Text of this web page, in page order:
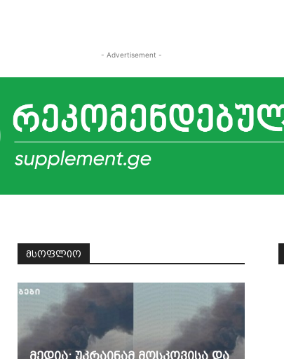
- Advertisement -
ᲛᲡᲝᲤᲚᲘᲝ
მედია: უკრაინამ მოსკოვისა და